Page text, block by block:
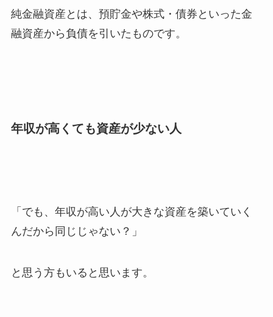
純金融資産とは、預貯金や株式・債券といった金
融資産から負債を引いたものです。
年収が高くても資産が少ない人
「でも、年収が高い人が大きな資産を築いていく
んだから同じじゃない？」
と思う方もいると思います。